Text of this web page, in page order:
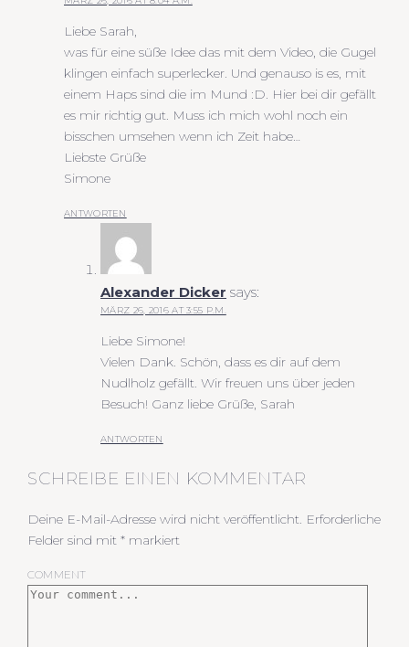
Liebe Sarah,
was für eine süße Idee das mit dem Video, die Gugel
klingen einfach superlecker. Und genauso is es, mit
einem Haps sind die im Mund :D. Hier bei dir gefällt
es mir richtig gut. Muss ich mich wohl noch ein
bisschen umsehen wenn ich Zeit habe…
Liebste Grüße
Simone
ANTWORTEN
Alexander Dicker says:
MÄRZ 26, 2016 AT 3:55 P.M.
Liebe Simone!
Vielen Dank. Schön, dass es dir auf dem
Nudlholz gefällt. Wir freuen uns über jeden
Besuch! Ganz liebe Grüße, Sarah
ANTWORTEN
SCHREIBE EINEN KOMMENTAR
Deine E-Mail-Adresse wird nicht veröffentlicht. Erforderliche
Felder sind mit * markiert
COMMENT